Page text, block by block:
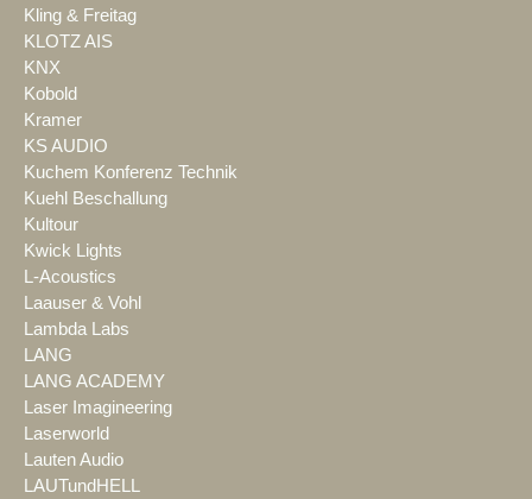
Kling & Freitag
KLOTZ AIS
KNX
Kobold
Kramer
KS AUDIO
Kuchem Konferenz Technik
Kuehl Beschallung
Kultour
Kwick Lights
L-Acoustics
Laauser & Vohl
Lambda Labs
LANG
LANG ACADEMY
Laser Imagineering
Laserworld
Lauten Audio
LAUTundHELL